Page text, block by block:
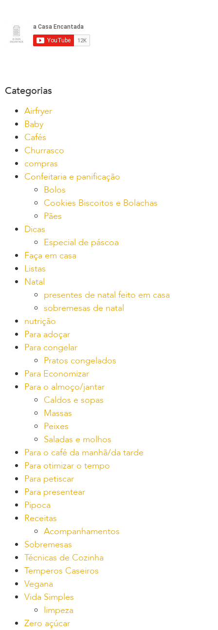
Categorias
Airfryer
Baby
Cafés
Churrasco
compras
Confeitaria e panificação
Bolos
Cookies Biscoitos e Bolachas
Pães
Dicas
Especial de páscoa
Faça em casa
Listas
Natal
presentes de natal feito em casa
sobremesas de natal
nutrição
Para adoçar
Para congelar
Pratos congelados
Para Economizar
Para o almoço/jantar
Caldos e sopas
Massas
Peixes
Saladas e molhos
Para o café da manhã/da tarde
Para otimizar o tempo
Para petiscar
Para presentear
Pipoca
Receitas
Acompanhamentos
Sobremesas
Técnicas de Cozinha
Temperos Caseiros
Vegana
Vida Simples
limpeza
Zero açúcar